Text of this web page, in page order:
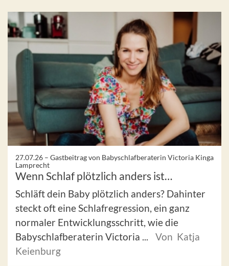
27.07.26 – Gastbeitrag von Babyschlafberaterin Victoria Kinga
Lamprecht
Wenn Schlaf plötzlich anders ist…
Schläft dein Baby plötzlich anders? Dahinter
steckt oft eine Schlafregression, ein ganz
normaler Entwicklungsschritt, wie die
Babyschlafberaterin Victoria ...
Von Katja
Keienburg